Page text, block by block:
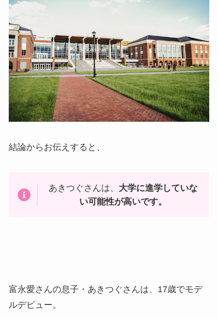
結論からお伝えすると、
あきつぐさんは、 大学に進学していな
い可能性が高いです。
富永愛さんの息子・あきつぐさんは、17歳でモデ
ルデビュー。